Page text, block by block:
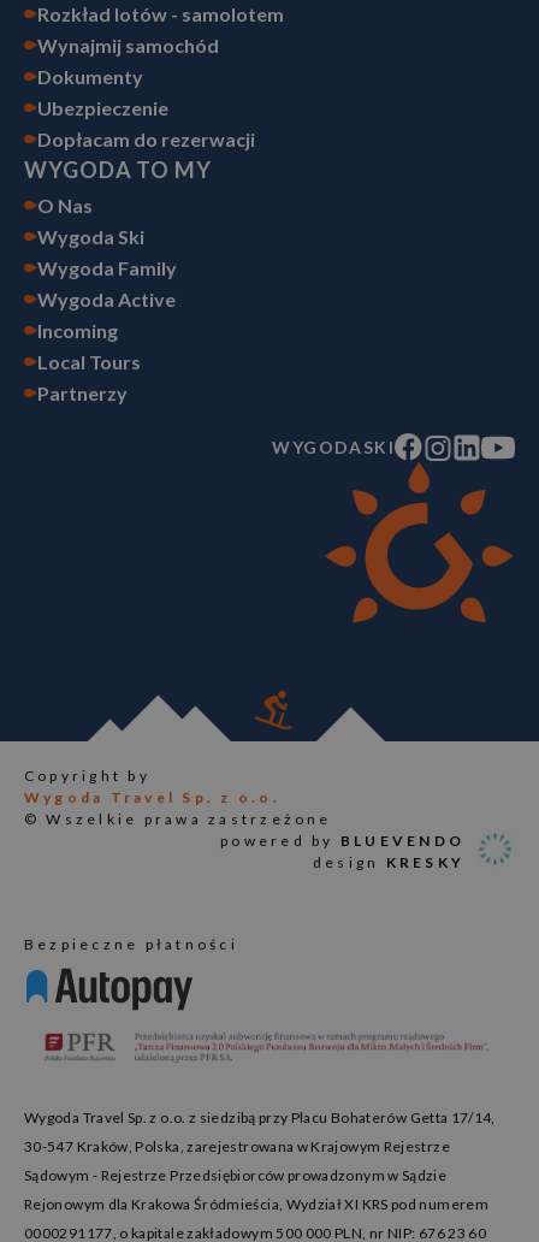
Rozkład lotów - samolotem
Wynajmij samochód
Dokumenty
Ubezpieczenie
Dopłacam do rezerwacji
WYGODA TO MY
O Nas
Wygoda Ski
Wygoda Family
Wygoda Active
Incoming
Local Tours
Partnerzy
WYGODASKI
Copyright by
Wygoda Travel Sp. z o.o.
© Wszelkie prawa zastrzeżone
powered by BLUEVENDO
design
KRESKY
Bezpieczne płatności
Wygoda Travel Sp. z o.o. z siedzibą przy Placu Bohaterów Getta 17/14,
30-547 Kraków, Polska, zarejestrowana w Krajowym Rejestrze
Sądowym - Rejestrze Przedsiębiorców prowadzonym w Sądzie
Rejonowym dla Krakowa Śródmieścia, Wydział XI KRS pod numerem
0000291177, o kapitale zakładowym 500 000 PLN, nr NIP: 676 23 60